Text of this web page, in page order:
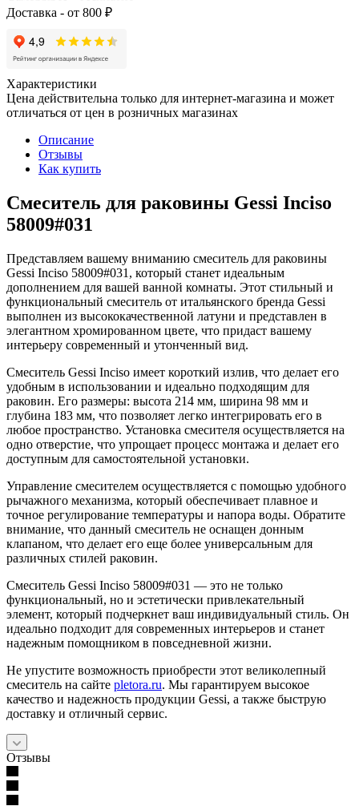
Доставка - от 800 ₽
Характеристики
Цена действительна только для интернет-магазина и может
отличаться от цен в розничных магазинах
Описание
Отзывы
Как купить
Смеситель для раковины Gessi Inciso
58009#031
Представляем вашему вниманию смеситель для раковины
Gessi Inciso 58009#031, который станет идеальным
дополнением для вашей ванной комнаты. Этот стильный и
функциональный смеситель от итальянского бренда Gessi
выполнен из высококачественной латуни и представлен в
элегантном хромированном цвете, что придаст вашему
интерьеру современный и утонченный вид.
Смеситель Gessi Inciso имеет короткий излив, что делает его
удобным в использовании и идеально подходящим для
раковин. Его размеры: высота 214 мм, ширина 98 мм и
глубина 183 мм, что позволяет легко интегрировать его в
любое пространство. Установка смесителя осуществляется на
одно отверстие, что упрощает процесс монтажа и делает его
доступным для самостоятельной установки.
Управление смесителем осуществляется с помощью удобного
рычажного механизма, который обеспечивает плавное и
точное регулирование температуры и напора воды. Обратите
внимание, что данный смеситель не оснащен донным
клапаном, что делает его еще более универсальным для
различных стилей раковин.
Смеситель Gessi Inciso 58009#031 — это не только
функциональный, но и эстетически привлекательный
элемент, который подчеркнет ваш индивидуальный стиль. Он
идеально подходит для современных интерьеров и станет
надежным помощником в повседневной жизни.
Не упустите возможность приобрести этот великолепный
смеситель на сайте pletora.ru. Мы гарантируем высокое
качество и надежность продукции Gessi, а также быструю
доставку и отличный сервис.
Отзывы